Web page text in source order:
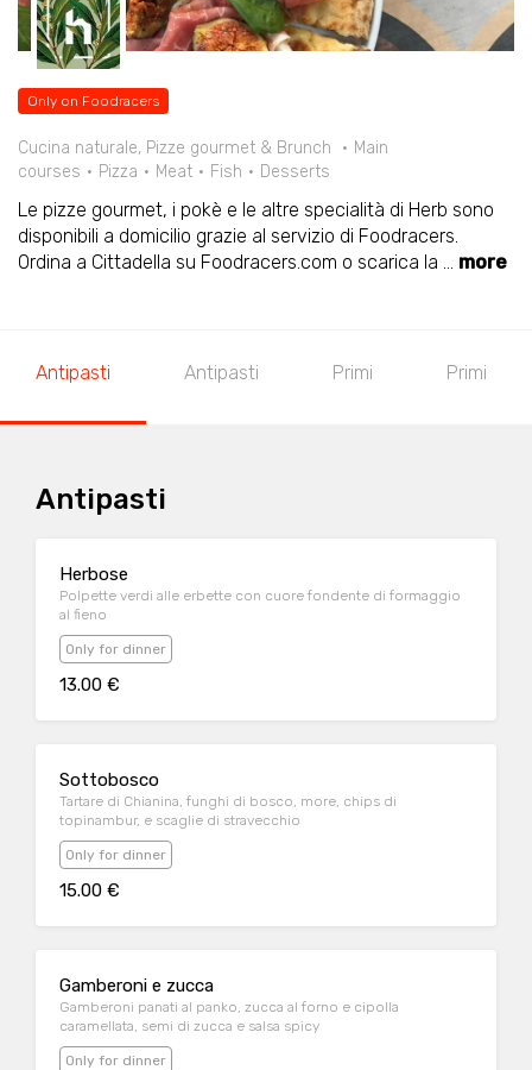
Only on Foodracers
Cucina naturale, Pizze gourmet & Brunch
Main
courses
Pizza Meat Fish Desserts
Le pizze gourmet, i pokè e le altre specialità di Herb sono
disponibili a domicilio grazie al servizio di Foodracers.
Ordina a Cittadella su Foodracers.com o scarica la ... more
Antipasti Antipasti Primi Primi
Antipasti
Herbose
Polpette verdi alle erbette con cuore fondente di formaggio
al fieno
Only for dinner
13.00 €
Sottobosco
Tartare di Chianina, funghi di bosco, more, chips di
topinambur, e scaglie di stravecchio
Only for dinner
15.00 €
Gamberoni e zucca
Gamberoni panati al panko, zucca al forno e cipolla
caramellata, semi di zucca e salsa spicy
Only for dinner